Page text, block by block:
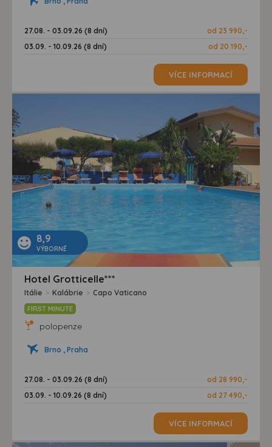
27.08. - 03.09.26 (8 dní)
od 23 990,-
03.09. - 10.09.26 (8 dní)
od 20 190,-
VÍCE INFORMACÍ
8,9
VÝBORNÉ
Hotel Grotticelle***
Itálie > Kalábrie > Capo Vaticano
FIRST MINUTE
polopenze
Brno , Praha
27.08. - 03.09.26 (8 dní)
od 28 990,-
03.09. - 10.09.26 (8 dní)
od 27 490,-
VÍCE INFORMACÍ